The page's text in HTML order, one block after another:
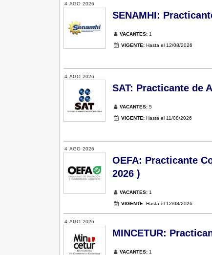
4 AGO 2026
SENAMHI:
VACANTES: 1
VIGENTE: Hasta el 12/08/2026
4 AGO 2026
SAT: Practicante de
VACANTES: 5
VIGENTE: Hasta el 11/08/2026
4 AGO 2026
OEFA: Practicante
2026 )
VACANTES: 1
VIGENTE: Hasta el 12/08/2026
4 AGO 2026
MINCETUR:
VACANTES: 1